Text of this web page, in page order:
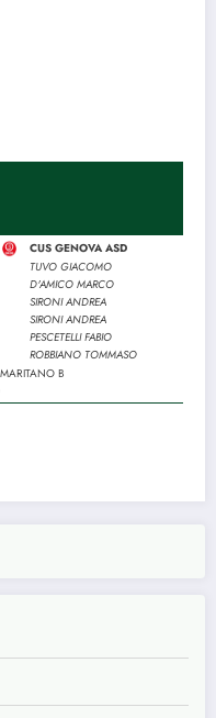
CUS GENOVA ASD
TUVO GIACOMO
D'AMICO MARCO
SIRONI ANDREA
SIRONI ANDREA
PESCETELLI FABIO
ROBBIANO TOMMASO
B